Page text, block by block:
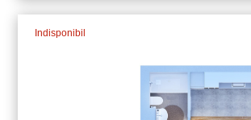
Indisponibil